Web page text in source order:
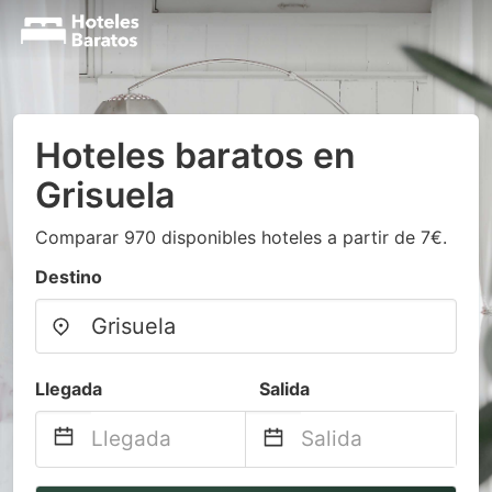
Hoteles baratos en
Grisuela
Comparar 970 disponibles hoteles a partir de 7€.
Destino
Llegada Salida
Navigate
Navigate